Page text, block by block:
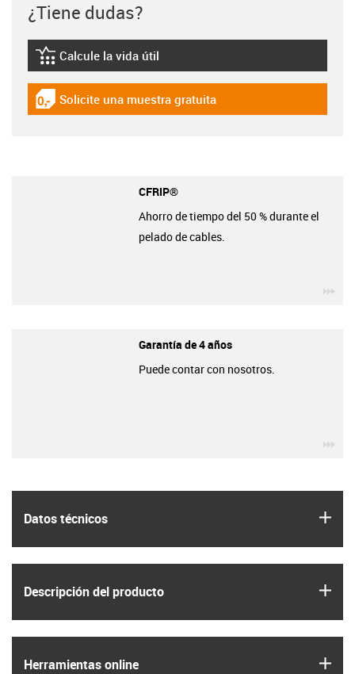
Datos técnicos
Descripción del producto
Herramientas online
¿Tiene dudas?
igus-icon-lebensdauerrechner
Calcule la vida útil
igus-icon-gratismuster
Solicite una muestra gratuita
CFRIP®
Ahorro de tiempo del 50 % durante el
pelado de cables.
Garantía de 4 años
Puede contar con nosotros.